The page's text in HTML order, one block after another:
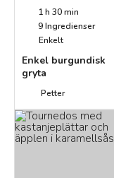
1 h 30 min
9Ingredienser
Enkelt
Enkel burgundisk
gryta
Petter